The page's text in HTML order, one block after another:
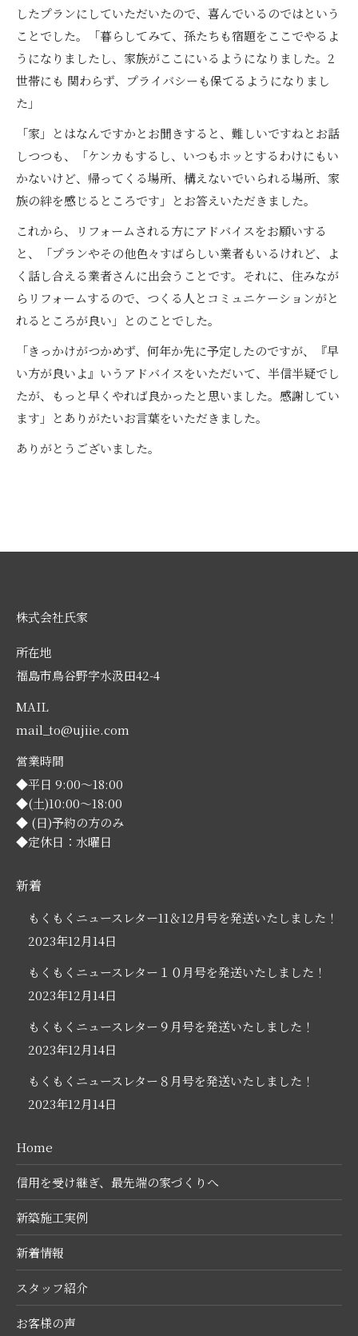
したプランにしていただいたので、喜んでいるのではという
ことでした。「暮らしてみて、孫たちも宿題をここでやるよ
うになりましたし、家族がここにいるようになりました。2
世帯にも 関わらず、プライバシーも保てるようになりまし
た」
「家」とはなんですかとお聞きすると、難しいですねとお話
しつつも、「ケンカもするし、いつもホッとするわけにもい
かないけど、帰ってくる場所、構えないでいられる場所、家
族の絆を感じるところです」とお答えいただきました。
これから、リフォームされる方にアドバイスをお願いする
と、「プランやその他色々すばらしい業者もいるけれど、よ
く話し合える業者さんに出会うことです。それに、住みなが
らリフォームするので、つくる人とコミュニケーションがと
れるところが良い」とのことでした。
「きっかけがつかめず、何年か先に予定したのですが、『早
い方が良いよ』いうアドバイスをいただいて、半信半疑でし
たが、もっと早くやれば良かったと思いました。感謝してい
ます」とありがたいお言葉をいただきました。
ありがとうございました。
株式会社氏家
所在地
福島市鳥谷野字水汲田42-4
MAIL
mail_to@ujiie.com
営業時間
◆平日 9:00～18:00
◆(土)10:00～18:00
◆ (日)予約の方のみ
◆定休日：水曜日
新着
もくもくニュースレター11＆12月号を発送いたしました！
2023年12月14日
もくもくニュースレター１０月号を発送いたしました！
2023年12月14日
もくもくニュースレター９月号を発送いたしました！
2023年12月14日
もくもくニュースレター８月号を発送いたしました！
2023年12月14日
Home
信用を受け継ぎ、最先端の家づくりへ
新築施工実例
新着情報
スタッフ紹介
お客様の声